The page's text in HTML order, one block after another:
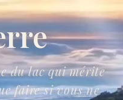
du lac qui mérite
faire si vous ne